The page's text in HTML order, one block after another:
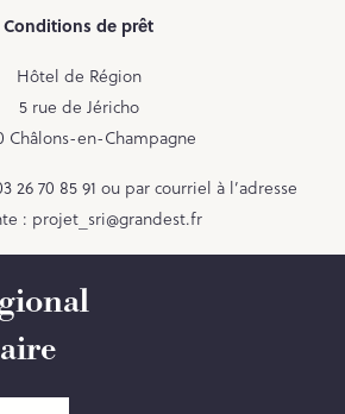
DONNÉES DU
DE L’INVENTAIRE
de la Région Grand Est
Conditions de prêt
Hôtel de Région
5 rue de Jéricho
Châlons-en-Champagne
26 70 85 91 ou par courriel à l’adresse
: projet_sri@grandest.fr